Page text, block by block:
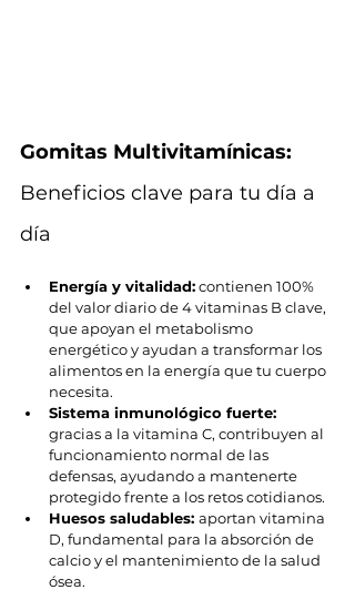
Gomitas Multivitamínicas:
Beneficios clave para tu día a
día
Energía y vitalidad: contienen 100%
del valor diario de 4 vitaminas B clave,
que apoyan el metabolismo
energético y ayudan a transformar los
alimentos en la energía que tu cuerpo
necesita.
Sistema inmunológico fuerte:
gracias a la vitamina C, contribuyen al
funcionamiento normal de las
defensas, ayudando a mantenerte
protegido frente a los retos cotidianos.
Huesos saludables: aportan vitamina
D, fundamental para la absorción de
calcio y el mantenimiento de la salud
ósea.